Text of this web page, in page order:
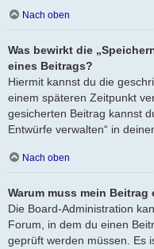
Nach oben
Was bewirkt die
eines Beitrags?
Hiermit kannst du die
einem späteren Zeitpunkt
gesicherten Beitrag kannst
Entwürfe verwalten“ in
Nach oben
Warum muss mein
Die Board-Administration
Forum, in dem du einen
geprüft werden müssen. Es